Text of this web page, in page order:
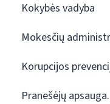
Kokybės vadyba
Mokesčių
Korupcijos
Pranešėjų